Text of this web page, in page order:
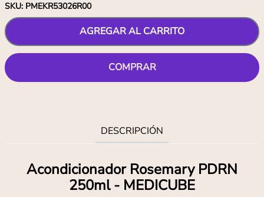
SKU: PMEKR53026R00
AGREGAR AL CARRITO
COMPRAR
DESCRIPCIÓN
Acondicionador Rosemary PDRN
250ml - MEDICUBE